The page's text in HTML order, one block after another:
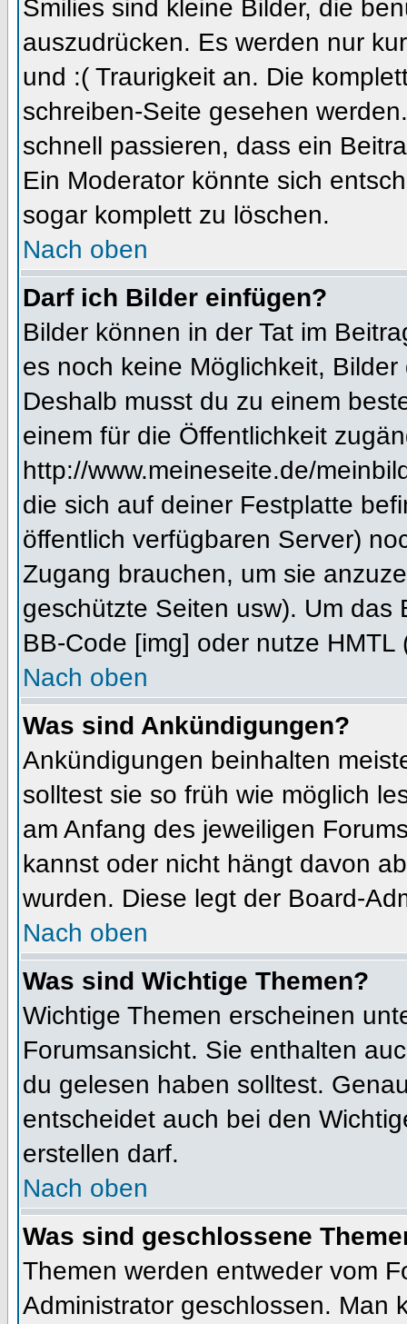
Smilies sind kleine Bilder, die
auszudrücken. Es werden nur
und :( Traurigkeit an. Die
schreiben-Seite gesehen
schnell passieren, dass ein
Ein Moderator könnte sich
sogar komplett zu löschen.
Nach oben
Darf ich Bilder einfügen?
Bilder können in der Tat im
es noch keine Möglichkeit,
Deshalb musst du zu einem
einem für die Öffentlichkeit
http://www.meineseite.de/
die sich auf deiner Festplatte
öffentlich verfügbaren Server)
Zugang brauchen, um sie
geschützte Seiten usw). Um
BB-Code [img] oder nutze HMTL
Nach oben
Was sind Ankündigungen?
Ankündigungen beinhalten
solltest sie so früh wie möglich
am Anfang des jeweiligen
kannst oder nicht hängt davon
wurden. Diese legt der Board-
Nach oben
Was sind Wichtige Themen?
Wichtige Themen erscheinen
Forumsansicht. Sie enthalten
du gelesen haben solltest.
entscheidet auch bei den
erstellen darf.
Nach oben
Was sind geschlossene
Themen werden entweder vom
Administrator geschlossen. Man